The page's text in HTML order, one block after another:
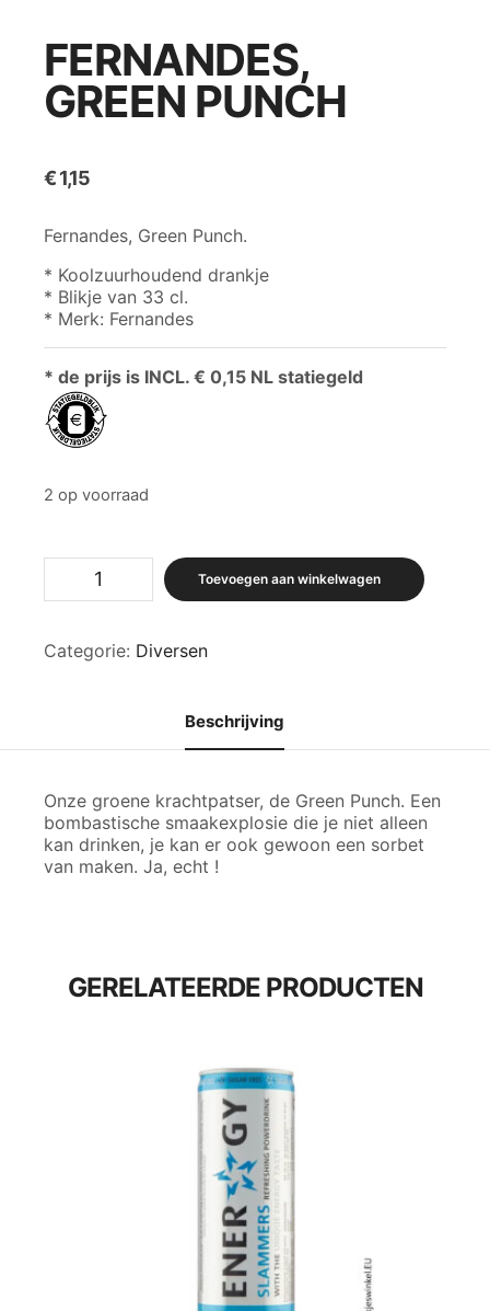
FERNANDES,
GREEN PUNCH
€1,15
Fernandes, Green Punch.
* Koolzuurhoudend drankje
* Blikje van 33 cl.
* Merk: Fernandes
* de prijs is INCL. € 0,15 NL statiegeld
2 op voorraad
Fernandes,
Toevoegen aan winkelwagen
Categorie: Diversen
Beschrijving
Onze groene krachtpatser, de Green Punch. Een
bombastische smaakexplosie die je niet alleen
kan drinken, je kan er ook gewoon een sorbet
van maken. Ja, echt !
GERELATEERDE PRODUCTEN